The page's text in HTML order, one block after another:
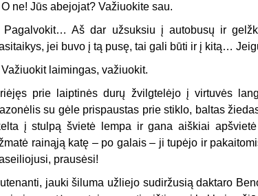
ne! Jūs abejojat? Važiuokite sau.
Pagalvokit… Aš dar užsuksiu į autobusų ir
jei buvo į tą pusę, tai gali būti ir į kitą…
laimingas, važiuokit.
prie laiptinės durų žvilgtelėjo į virtuvės
su gėle prispaustas prie stiklo, baltas
į stulpą švietė lempa ir gana aiškiai
rainąją katę – po galais – ji tupėjo ir
prausėsi!
jauki šiluma užliejo sudiržusią daktaro